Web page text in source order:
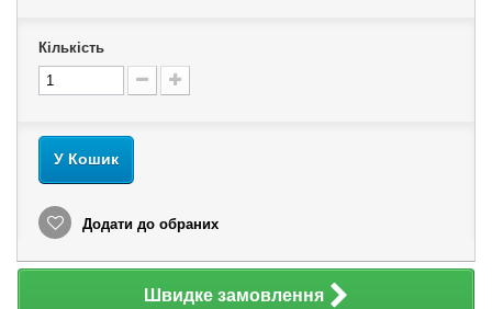
Кількість
У Кошик
Додати до обраних
Швидке замовлення